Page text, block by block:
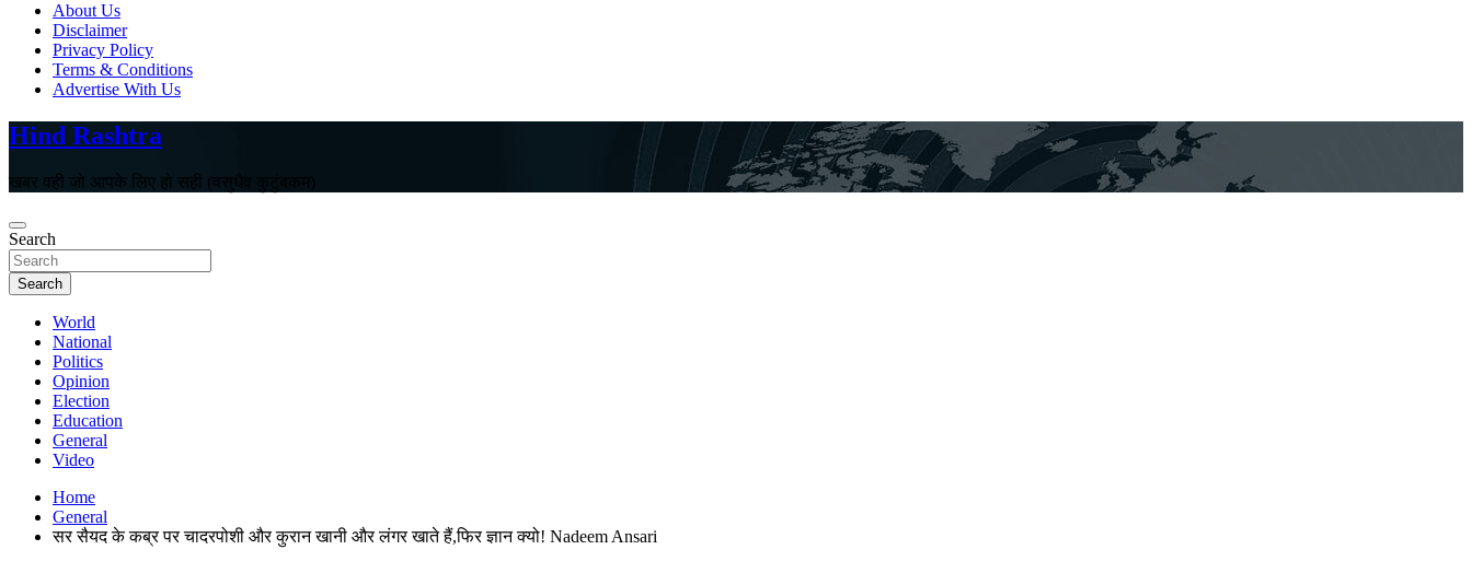
About Us
Disclaimer
Privacy Policy
Terms & Conditions
Advertise With Us
Hind Rashtra
खबर वही जो आपके लिए हो सही (वसुधैव कुटुंबकम)
Search
Search
World
National
Politics
Opinion
Election
Education
General
Video
Home
General
सर सैयद के कब्र पर चादरपोशी और कुरान खानी और लंगर खाते हैं,फिर ज्ञान क्यो! Nadeem Ansari